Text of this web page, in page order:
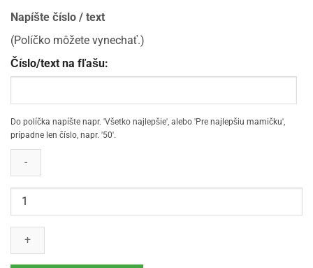
Napíšte číslo / text
(Políčko môžete vynechať.)
Číslo/text na fľašu:
Do políčka napíšte napr. 'Všetko najlepšie', alebo 'Pre najlepšiu mamičku',
prípadne len číslo, napr. '50'.
množstvo
0,75L